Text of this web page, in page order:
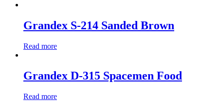
Grandex S-214 Sanded Brown
Read more
Grandex D-315 Spacemen Food
Read more